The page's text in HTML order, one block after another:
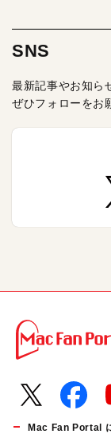
SNS
最新記事やお知ら
ぜひフォローをお
Mac Fan Portal